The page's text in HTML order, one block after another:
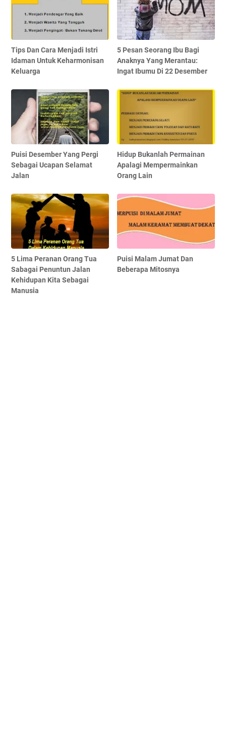
Tips Dan Cara Menjadi Istri
Idaman Untuk Keharmonisan
Keluarga
5 Pesan Seorang Ibu Bagi
Anaknya Yang Merantau:
Ingat Ibumu Di 22 Desember
Puisi Desember Yang Pergi
Sebagai Ucapan Selamat
Jalan
Hidup Bukanlah Permainan
Apalagi Mempermainkan
Orang Lain
5 Lima Peranan Orang Tua
Sabagai Penuntun Jalan
Kehidupan Kita Sebagai
Manusia
Puisi Malam Jumat Dan
Beberapa Mitosnya